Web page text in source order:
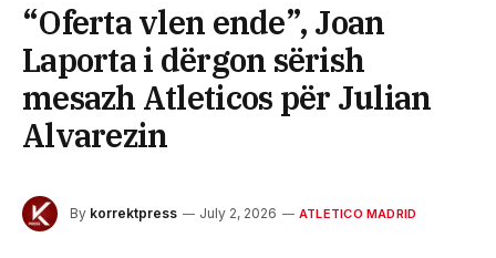
“Oferta vlen ende”, Joan
Laporta i dërgon sërish
mesazh Atleticos për Julian
Alvarezin
By korrektpress July 2, 2026 ATLETICO MADRID